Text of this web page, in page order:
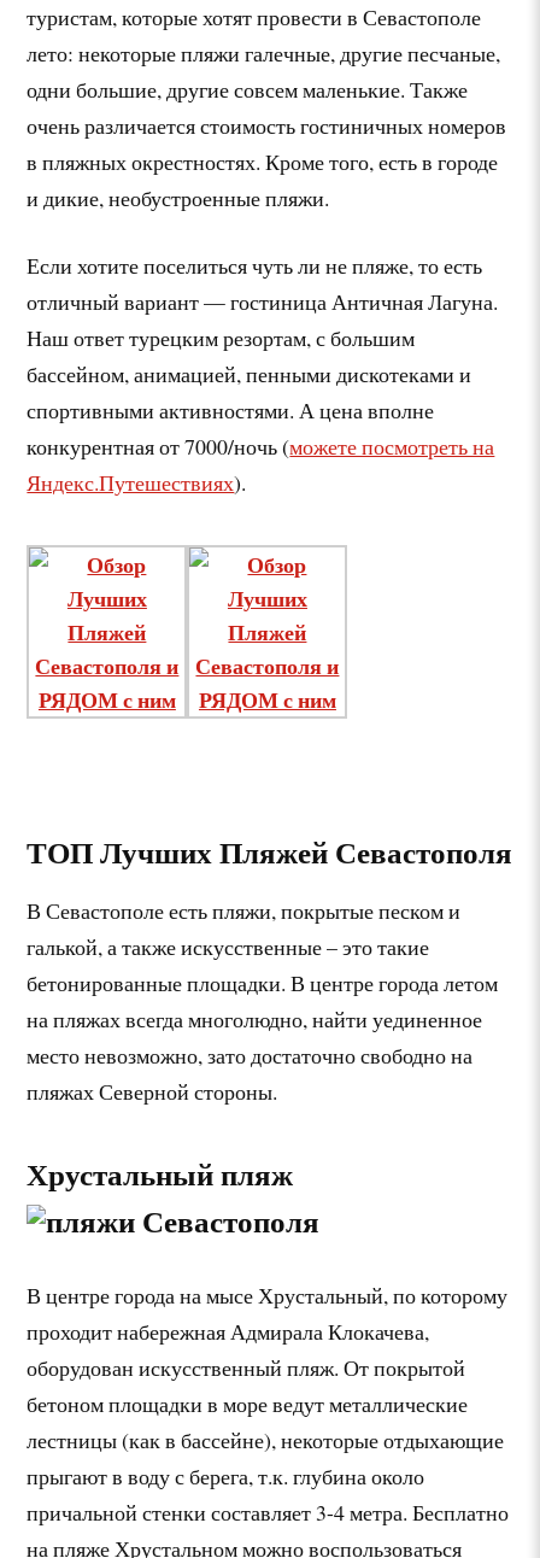
туристам, которые хотят провести в Севастополе
лето: некоторые пляжи галечные, другие песчаные,
одни большие, другие совсем маленькие. Также
очень различается стоимость гостиничных номеров
в пляжных окрестностях. Кроме того, есть в городе
и дикие, необустроенные пляжи.
Если хотите поселиться чуть ли не пляже, то есть
отличный вариант — гостиница Античная Лагуна.
Наш ответ турецким резортам, с большим
бассейном, анимацией, пенными дискотеками и
спортивными активностями. А цена вполне
конкурентная от 7000/ночь (можете посмотреть на
Яндекс.Путешествиях).
ТОП Лучших Пляжей Севастополя
В Севастополе есть пляжи, покрытые песком и
галькой, а также искусственные – это такие
бетонированные площадки. В центре города летом
на пляжах всегда многолюдно, найти уединенное
место невозможно, зато достаточно свободно на
пляжах Северной стороны.
Хрустальный пляж
В центре города на мысе Хрустальный, по которому
проходит набережная Адмирала Клокачева,
оборудован искусственный пляж. От покрытой
бетоном площадки в море ведут металлические
лестницы (как в бассейне), некоторые отдыхающие
прыгают в воду с берега, т.к. глубина около
причальной стенки составляет 3-4 метра. Бесплатно
на пляже Хрустальном можно воспользоваться